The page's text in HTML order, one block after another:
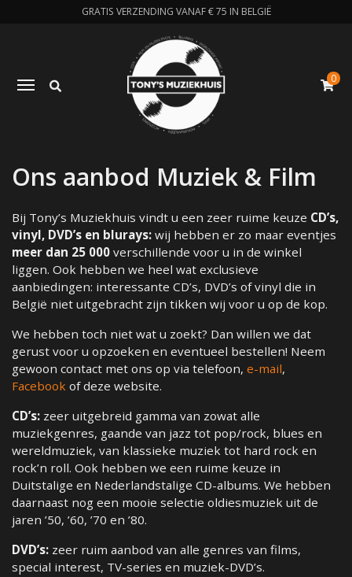
GRATIS VERZENDING VANAF € 75 IN BELGIË
Toggle navigation 0
Ons aanbod Muziek & Film
Bij Tony’s Muziekhuis vindt u een zeer ruime keuze CD’s,
vinyl, DVD’s en blurays: wij hebben er zo maar eventjes
meer dan 25 000 verschillende voor u in de winkel
liggen. Ook hebben we heel wat exclusieve
aanbiedingen: interessante CD’s, DVD’s of vinyl die in
België niet uitgebracht zijn tikken wij voor u op de kop.
We hebben toch niet wat u zoekt? Dan willen we dat
gerust voor u opzoeken en eventueel bestellen! Neem
gewoon contact met ons op via telefoon, e-mail,
Facebook of deze website.
CD’s: zeer uitgebreid gamma van zowat alle
muziekgenres, gaande van jazz tot pop/rock, blues en
wereldmuziek, van klassieke muziek tot hard rock en
rock’n roll. Ook hebben we een ruime keuze in
Duitstalige en Nederlandstalige CD-albums. We hebben
daarnaast nog een mooie selectie oldiesmuziek uit de
jaren ’50, ’60, ’70 en ’80.
DVD’s: zeer ruim aanbod van alle genres van films,
special interest, TV-series en muziek-DVD’s.